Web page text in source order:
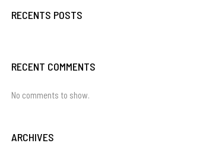
RECENTS POSTS
RECENT COMMENTS
No comments to show.
ARCHIVES